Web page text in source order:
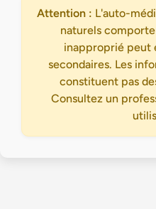
Attention : L'auto-
naturels comporte
inapproprié peut
secondaires. Les
constituent pas
Consultez un